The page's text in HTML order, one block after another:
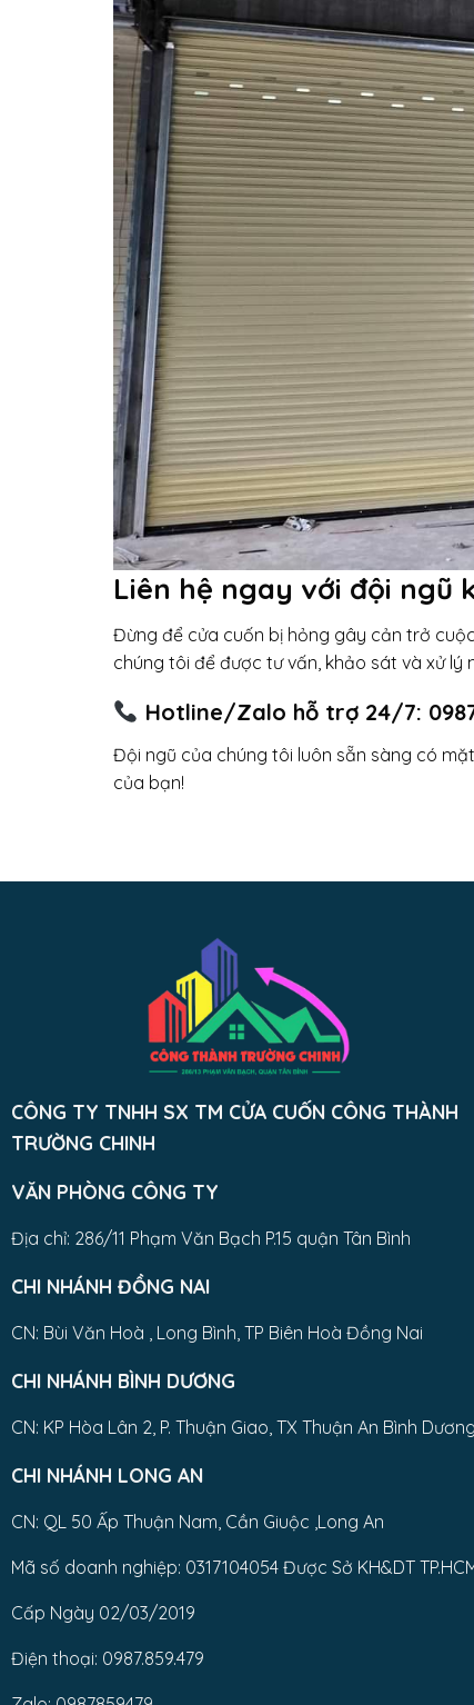
Liên hệ ngay với đội ngũ
Đừng để cửa cuốn bị hỏng gây cản trở
chúng tôi để được tư vấn, khảo sát và xử lý
Hotline/Zalo hỗ trợ 24/7:
Đội ngũ của chúng tôi luôn sẵn sàng có
của bạn!
CÔNG TY TNHH SX TM CỬA CUỐN CÔNG THÀNH
TRƯỜNG CHINH
VĂN PHÒNG CÔNG TY
Địa chỉ: 286/11 Phạm Văn Bạch P.15 quận Tân Bình
CHI NHÁNH ĐỒNG NAI
CN: Bùi Văn Hoà , Long Bình, TP Biên Hoà Đồng Nai
CHI NHÁNH BÌNH DƯƠNG
CN: KP Hòa Lân 2, P. Thuận Giao, TX Thuận An Bình Dương
CHI NHÁNH LONG AN
CN: QL 50 Ấp Thuận Nam, Cần Giuộc ,Long An
Mã số doanh nghiệp: 0317104054 Được Sở KH&DT
Cấp Ngày 02/03/2019
Điện thoại: 0987.859.479